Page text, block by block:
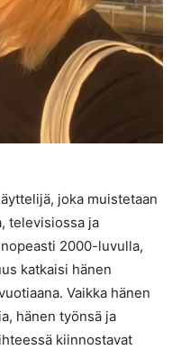
joka muistetaan
televisiossa ja
2000-luvulla,
katkaisi hänen
Vaikka hänen
hänen työnsä ja
kiinnostavat